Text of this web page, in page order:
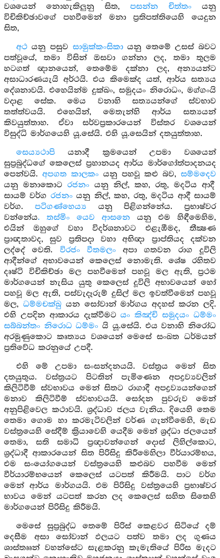
වශයෙන් නොහැකිලුනු සිත, පසන්න චිත්තං යනු
විචිකිච්ඡාවගේ පහවීමෙන් මනා ප්‍රතිපත්තියෙහි යෙදුන
සිත,
අථයනු පසුව සාමුක්කංසිකායනු තෙමේ උසස් බවට
පත්වූයේ, තමා විසින් ඔසවා ගන්නා ලද, තමා තුලම
හටගත් ඥානයෙන්, තෙමේම දක්නා ලද, අන්‍යයන්ට
අසාධාරණයැයි අර්ථයි. එය කිමෙක්ද යත්, ආර්ය සත්‍යය
දේශනාවයි. එහෙයින්ම දුක්ඛං, සමුදයං නිරොධං, මග්ගංයි
වදාළ සේක. මෙය වනාහි සත්‍යයන්ගේ ස්වභාව
තත්ත්වයයි. එහෙයින්, මෙතැන්හි ආර්ය සත්‍යයන්
කිවයුත්තාහ. ඒවා සර්වප්‍රකාරයෙන් විස්තර වශයෙන්
විසුද්ධි මාර්ගයෙහි යූ.සේයි. එහි යූ.සෙයින් දතයුත්තාහ.
සෙය්‍යථාපියනාදී ක්‍රමයෙන් උපමා වශයෙන්
සුප්‍රබුද්ධගේ කෙලෙස් ප්‍රහානයද ආර්ය මාර්ගෝත්පාදනයද
පෙන්වයි. අපගත කාලකං යනු පහවූ කළු බව, සම්මදෙව
යනු මනාකොට රජනං යනු නිල්, කහ, රතු, මදටිය ආදී
සායම් වර්ග රජනංයනු නිල්, කහ, රතු, මදටිය ආදී සායම්
වර්ග. පටිගණ්හෙය්‍ය යනු පිළිගන්නේය. ප්‍රභාෂ්වර
වන්නේය. තස්මිං යෙව ආසනෙ යනු එම හිඳීමෙහිම,
එයින් ඔහුගේ වහා විදර්ශනාවට එළැඹීමද, තීක්‍ෂණ
ප්‍රාඥතාවද, සුව ප්‍රතිපදා වහා අභිඥා ප්‍රාප්තියද දක්වන
ලද්දේ වෙති. විරජං වීතමලංඅපා ගතවන රාග දූවිලි
ආදීන්ගේ අභාවයෙන් කෙලෙස් නොමැති. ශේෂ රහිතව
දෘෂ්ටි විචිකිච්ඡා මල පහවීමෙන් පහවූ මල ඇති, ප්‍රථම
මාර්ගයෙන් නැසිය යුතු කෙලෙස් දූවිලි අභාවයෙන් හෝ
පහවූ මල ඇති, පස්වැදෑරුම් දුසිල් මල ඉවත්වීමෙන් පහවූ
මල, ධම්මචක්ඛුයන සෝවාන් මාර්ගය අදහස් කරන ලදි.
එහි උපදින ආකාරය දැක්වීමටයං කිඤ්චි සමුදයං ධම්මං
සබ්බන්තං නිරොධ ධම්මං යි යූ.සේයි. එය වනාහි නිරෝධ
අරමුණුකොට කෘත්‍යය වශයෙන් මෙසේ සංඛත ධර්මයන්
ප්‍රතිවේධ කරනුයේ උපදී.
එහි මේ උපමා සංසන්දනයයි. වස්ත්‍රය මෙන් සිත
දතයුතුය. වස්ත්‍රයට පිටතින් පැමිණෙන අපද්‍රව්‍යවලින්
කිලිටිවීම් ස්වභාවය මෙන් සිතට රාගාදී අපද්‍රව්‍යයන්ගෙන්
මනාව කිලිටිවීම් ස්වභාවයයි. සෝදන පුවරුව මෙන්
අනුපිළිවෙල කථාවයි. ශ්‍රද්ධාව ජලය වැනිය. දියෙහි තෙම
තෙමා ගොම හා කරමැටිවලින් වර්ණ ගැන්වීමෙහි, මැඩ
වස්ත්‍රයෙහි සේදීම් ක්‍රියාවෙහි යෙදීම මෙන් ශ්‍රද්ධා ජලයෙන්
තෙමා, සති සමාධි ප්‍රඥාවන්ගෙන් දොස් ලිහිල්කොට,
ශ්‍රද්ධාදී ආකාරයෙන් සිත පිරිසිදු කිරීමෙහිලා වීර්යාරම්භය,
එම සංයෝගයෙන් වස්ත්‍රයෙහි කළුබව පහවීම මෙන්
වීර්යාරම්භයෙන් කෙලෙස් යටපත් කිරීමයි. පාට වර්ග
මෙන් ආර්ය මාර්ගයයි. එම පිරිසිදු වස්ත්‍රයෙහි ප්‍රභාෂ්වර
භාවය මෙන් යටපත් කරන ලද කෙලෙස් සහිත සිතෙහි
මාර්ගයෙන් පිරිසිදු කිරීමයි.
මෙසේ සුප්‍රබුද්ධ තෙමේ පිරිස් කෙළවර සිටියේ දම්
දෙසීම අසා සෝවාන් ඵලයට පත්ව තමා ලද ගුණය
ශාස්තෲන් වහන්සේට සැළකරනු කැමැතියේ පිරිස මැදට